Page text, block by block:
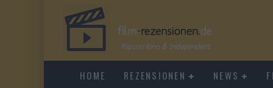
HOME REZENSIONEN NEWS